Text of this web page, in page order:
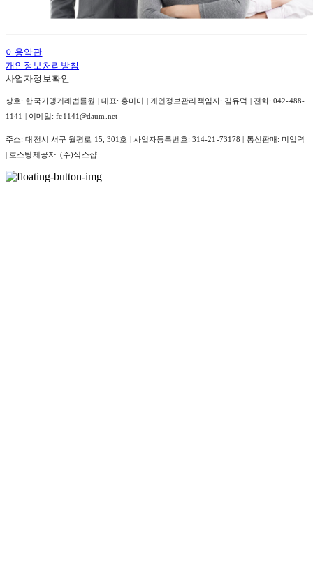
이용약관
개인정보처리방침
사업자정보확인
상호: 한국가맹거래법률원 | 대표: 홍미미 | 개인정보관리책임자: 김유덕 | 전화: 042-488-
1141 | 이메일: fc1141@daum.net
주소: 대전시 서구 월평로 15, 301호 | 사업자등록번호: 314-21-73178 | 통신판매: 미입력
| 호스팅제공자: (주)식스샵